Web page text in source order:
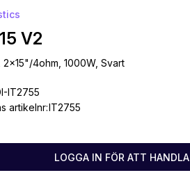
V2
4ohm, 1000W, Svart
IT2755
artikelnr:IT2755
LOGGA IN FÖR ATT HANDLA